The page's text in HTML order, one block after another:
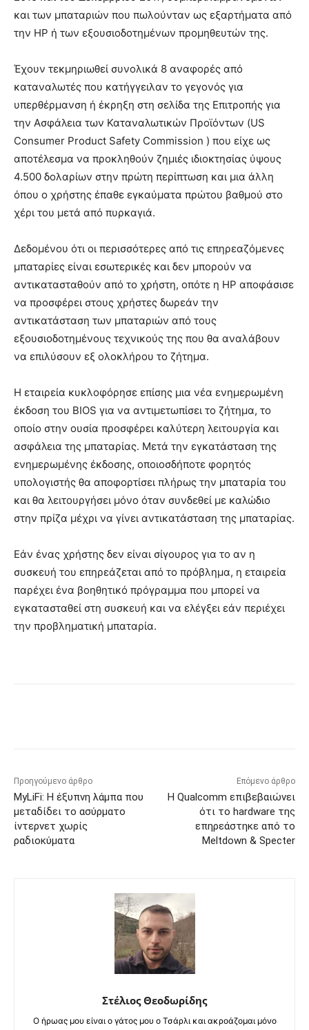
και των μπαταριών που πωλούνταν ως εξαρτήματα από
την HP ή των εξουσιοδοτημένων προμηθευτών της.
Έχουν τεκμηριωθεί συνολικά 8 αναφορές από
καταναλωτές που κατήγγειλαν το γεγονός για
υπερθέρμανση ή έκρηξη στη σελίδα της Επιτροπής για
την Ασφάλεια των Καταναλωτικών Προϊόντων (US
Consumer Product Safety Commission ) που είχε ως
αποτέλεσμα να προκληθούν ζημιές ιδιοκτησίας ύψους
4.500 δολαρίων στην πρώτη περίπτωση και μια άλλη
όπου ο χρήστης έπαθε εγκαύματα πρώτου βαθμού στο
χέρι του μετά από πυρκαγιά.
Δεδομένου ότι οι περισσότερες από τις επηρεαζόμενες
μπαταρίες είναι εσωτερικές και δεν μπορούν να
αντικατασταθούν από το χρήστη, οπότε η HP αποφάσισε
να προσφέρει στους χρήστες δωρεάν την
αντικατάσταση των μπαταριών από τους
εξουσιοδοτημένους τεχνικούς της που θα αναλάβουν
να επιλύσουν εξ ολοκλήρου το ζήτημα.
Η εταιρεία κυκλοφόρησε επίσης μια νέα ενημερωμένη
έκδοση του BIOS για να αντιμετωπίσει το ζήτημα, το
οποίο στην ουσία προσφέρει καλύτερη λειτουργία και
ασφάλεια της μπαταρίας. Μετά την εγκατάσταση της
ενημερωμένης έκδοσης, οποιοσδήποτε φορητός
υπολογιστής θα αποφορτίσει πλήρως την μπαταρία του
και θα λειτουργήσει μόνο όταν συνδεθεί με καλώδιο
στην πρίζα μέχρι να γίνει αντικατάσταση της μπαταρίας.
Εάν ένας χρήστης δεν είναι σίγουρος για το αν η
συσκευή του επηρεάζεται από το πρόβλημα, η εταιρεία
παρέχει ένα βοηθητικό πρόγραμμα που μπορεί να
εγκατασταθεί στη συσκευή και να ελέγξει εάν περιέχει
την προβληματική μπαταρία.
Προηγούμενο άρθρο
MyLiFi: Η έξυπνη λάμπα που
μεταδίδει το ασύρματο
ίντερνετ χωρίς
ραδιοκύματα
Επόμενο άρθρο
Η Qualcomm επιβεβαιώνει
ότι το hardware της
επηρεάστηκε από το
Meltdown & Specter
Στέλιος Θεοδωρίδης
Ο ήρωας μου είναι ο γάτος μου ο Τσάρλι και ακροάζομαι μόνο